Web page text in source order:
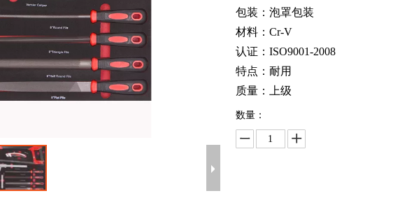
包装：泡罩包装
材料：Cr-V
认证：ISO9001-2008
特点：耐用
质量：上级
数量：